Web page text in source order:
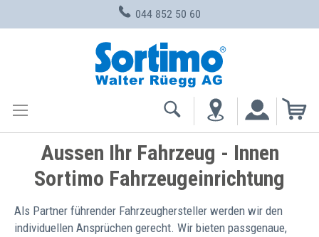
044 852 50 60
Aussen Ihr Fahrzeug - Innen
Sortimo Fahrzeugeinrichtung
Als Partner führender Fahrzeughersteller werden wir den
individuellen Ansprüchen gerecht. Wir bieten passgenaue,